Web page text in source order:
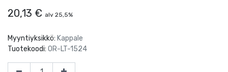
20,13 € alv 25,5%
Myyntiyksikkö: Kappale
Tuotekoodi: OR-LT-1524